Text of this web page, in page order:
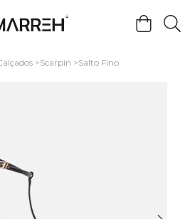
Scarpin Salto Fino